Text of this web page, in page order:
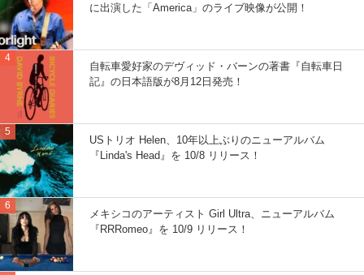
に出演した「America」のライブ映像が公開！
自転車愛好家のデヴィッド・バーンの著書『自転車日
記』の日本語版が8月12日発売！
USトリオ Helen、10年以上ぶりのニューアルバム
『Linda's Head』を 10/8 リリース！
メキシコのアーティスト Girl Ultra、ニューアルバム
『RRRomeo』を 10/9 リリース！